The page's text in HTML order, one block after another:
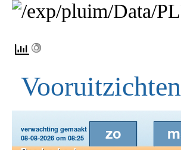
Vooruitzichten